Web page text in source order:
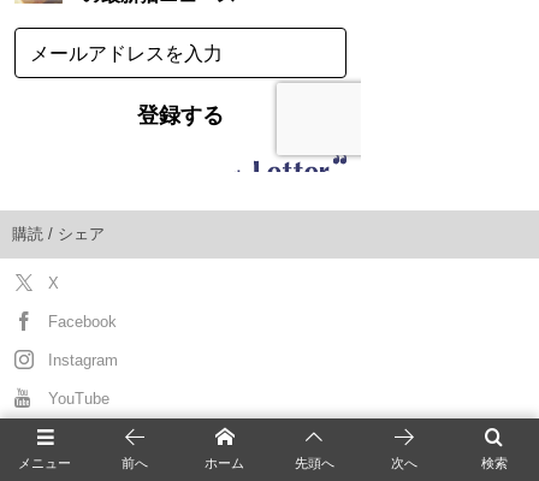
購読 / シェア
X
Facebook
Instagram
YouTube
Feedly
メニュー 検索
前へ ホーム 先頭へ 次へ